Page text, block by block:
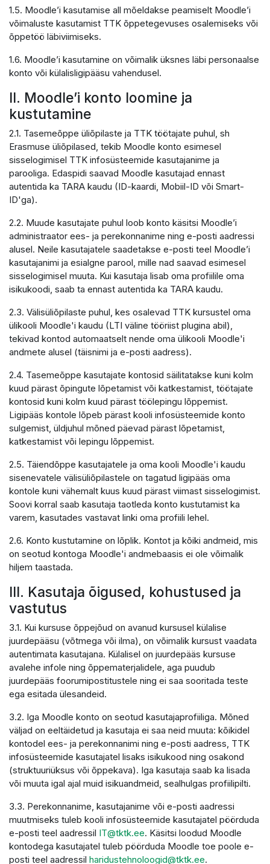
1.5. Moodle’i kasutamise all mõeldakse peamiselt Moodle’i
võimaluste kasutamist TTK õppetegevuses osalemiseks või
õppetöö läbiviimiseks.
1.6. Moodle’i kasutamine on võimalik üksnes läbi personaalse
konto või külalisligipääsu vahendusel.
II. Moodle’i konto loomine ja
kustutamine
2.1. Tasemeõppe üliõpilaste ja TTK töötajate puhul, sh
Erasmuse üliõpilased, tekib Moodle konto esimesel
sisselogimisel TTK infosüsteemide kasutajanime ja
parooliga. Edaspidi saavad Moodle kasutajad ennast
autentida ka TARA kaudu (ID-kaardi, Mobiil-ID või Smart-
ID'ga).
2.2. Muude kasutajate puhul loob konto käsitsi Moodle’i
administraator ees- ja perekonnanime ning e-posti aadressi
alusel. Neile kasutajatele saadetakse e-posti teel Moodle’i
kasutajanimi ja esialgne parool, mille nad saavad esimesel
sisselogimisel muuta. Kui kasutaja lisab oma profiilile oma
isikukoodi, saab ta ennast autentida ka TARA kaudu.
2.3. Välisüliõpilaste puhul, kes osalevad TTK kursustel oma
ülikooli Moodle'i kaudu (LTI väline tööriist plugina abil),
tekivad kontod automaatselt nende oma ülikooli Moodle'i
andmete alusel (täisnimi ja e-posti aadress).
2.4. Tasemeõppe kasutajate kontosid säilitatakse kuni kolm
kuud pärast õpingute lõpetamist või katkestamist, töötajate
kontosid kuni kolm kuud pärast töölepingu lõppemist.
Ligipääs kontole lõpeb pärast kooli infosüsteemide konto
sulgemist, üldjuhul mõned päevad pärast lõpetamist,
katkestamist või lepingu lõppemist.
2.5. Täiendõppe kasutajatele ja oma kooli Moodle'i kaudu
sisenevatele välisüliõpilastele on tagatud ligipääs oma
kontole kuni vähemalt kuus kuud pärast viimast sisselogimist.
Soovi korral saab kasutaja taotleda konto kustutamist ka
varem, kasutades vastavat linki oma profiili lehel.
2.6. Konto kustutamine on lõplik. Kontot ja kõiki andmeid, mis
on seotud kontoga Moodle'i andmebaasis ei ole võimalik
hiljem taastada.
III. Kasutaja õigused, kohustused ja
vastutus
3.1. Kui kursuse õppejõud on avanud kursusel külalise
juurdepääsu (võtmega või ilma), on võimalik kursust vaadata
autentimata kasutajana. Külalisel on juurdepääs kursuse
avalehe infole ning õppematerjalidele, aga puudub
juurdepääs foorumipostitustele ning ei saa sooritada teste
ega esitada ülesandeid.
3.2. Iga Moodle konto on seotud kasutajaprofiiliga. Mõned
väljad on eeltäidetud ja kasutaja ei saa neid muuta: kõikidel
kontodel ees- ja perekonnanimi ning e-posti aadress, TTK
infosüsteemide kasutajatel lisaks isikukood ning osakond
(struktuuriüksus või õppekava). Iga kasutaja saab ka lisada
või muuta igal ajal muid isikuandmeid, sealhulgas profiilipilti.
3.3. Perekonnanime, kasutajanime või e-posti aadressi
muutmiseks tuleb kooli infosüsteemide kasutajatel pöörduda
e-posti teel aadressil IT@tktk.ee. Käsitsi loodud Moodle
kontodega kasutajatel tuleb pöörduda Moodle toe poole e-
posti teel aadressil haridustehnoloogid@tktk.ee.